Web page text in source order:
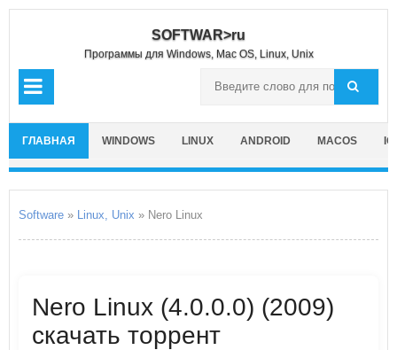
SOFTWAR>ru
Программы для Windows, Mac OS, Linux, Unix
ГЛАВНАЯ WINDOWS LINUX ANDROID MACOS
Software » Linux, Unix » Nero Linux
Nero Linux (4.0.0.0) (2009)
скачать торрент